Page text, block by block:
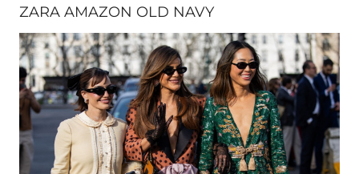
ZARA AMAZON OLD NAVY